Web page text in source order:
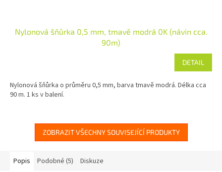
Nylonová šňůrka 0,5 mm, tmavě modrá 0K (návin cca.
90m)
DETAIL
Nylonová šňůrka o průměru 0,5 mm, barva tmavě modrá. Délka cca
90 m. 1 ks v balení.
ZOBRAZIT VŠECHNY SOUVISEJÍCÍ PRODUKTY
Popis Podobné (5) Diskuze